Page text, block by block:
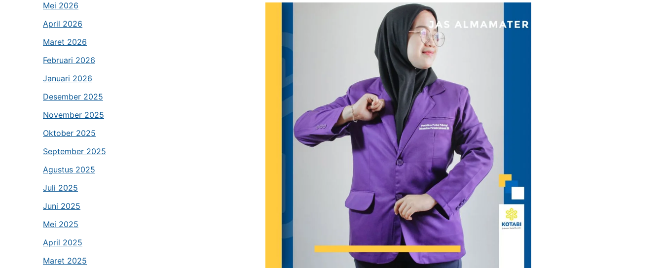
Mei 2026
April 2026
Maret 2026
Februari 2026
Januari 2026
Desember 2025
November 2025
Oktober 2025
September 2025
Agustus 2025
Juli 2025
Juni 2025
Mei 2025
April 2025
Maret 2025